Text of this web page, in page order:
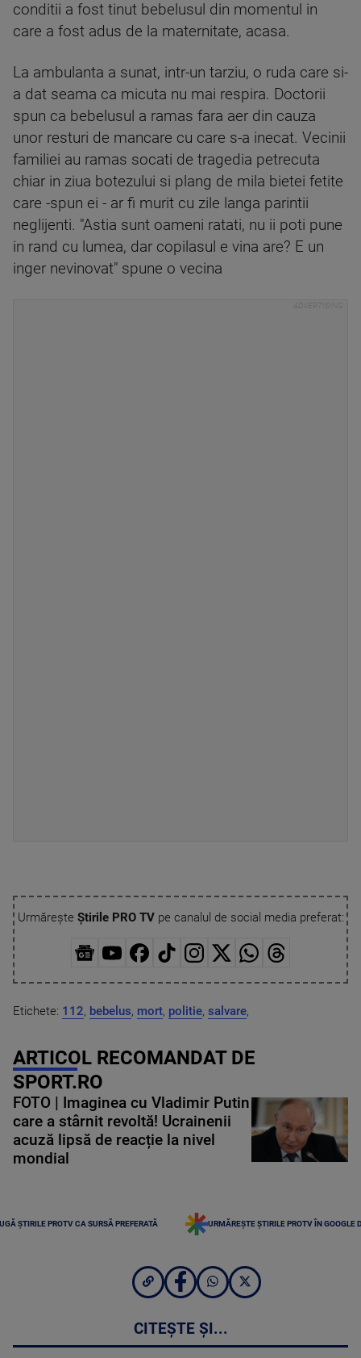
conditii a fost tinut bebelusul din momentul in
care a fost adus de la maternitate, acasa.
La ambulanta a sunat, intr-un tarziu, o ruda care si-
a dat seama ca micuta nu mai respira. Doctorii
spun ca bebelusul a ramas fara aer din cauza
unor resturi de mancare cu care s-a inecat. Vecinii
familiei au ramas socati de tragedia petrecuta
chiar in ziua botezului si plang de mila bietei fetite
care -spun ei - ar fi murit cu zile langa parintii
neglijenti. "Astia sunt oameni ratati, nu ii poti pune
in rand cu lumea, dar copilasul e vina are? E un
inger nevinovat" spune o vecina
Urmărește Știrile PRO TVpe canalul de social media preferat:
Etichete: 112, bebelus, mort, politie, salvare,
ARTICOL RECOMANDAT DE
SPORT.RO
FOTO | Imaginea cu Vladimir Putin
care a stârnit revoltă! Ucrainenii
acuză lipsă de reacție la nivel
mondial
ȘTIRILE PROTV CA SURSĂ PREFERATĂ URMĂREȘTE ȘTIRILE PROTV ÎN GOOGLE
CITEȘTE ȘI...